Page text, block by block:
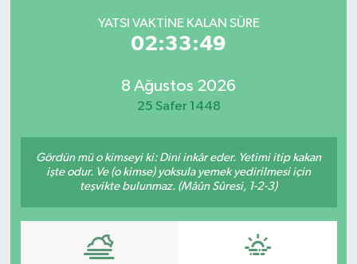
YATSI VAKTINE KALAN SÜRE
02:33:49
8 Ağustos 2026
25 Safer 1448
Gördün mü o kimseyi ki: Dini inkâr eder. Yetimi itip kakan
işte odur. Ve (o kimse) yoksula yemek yedirilmesi için
teşvikte bulunmaz. (Mâûn Sûresi, 1-2-3)
Tüm Manşetler